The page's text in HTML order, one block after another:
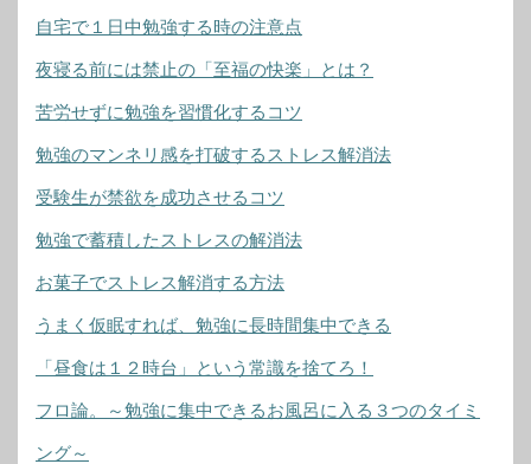
自宅で１日中勉強する時の注意点
夜寝る前には禁止の「至福の快楽」とは？
苦労せずに勉強を習慣化するコツ
勉強のマンネリ感を打破するストレス解消法
受験生が禁欲を成功させるコツ
勉強で蓄積したストレスの解消法
お菓子でストレス解消する方法
うまく仮眠すれば、勉強に長時間集中できる
「昼食は１２時台」という常識を捨てろ！
フロ論。～勉強に集中できるお風呂に入る３つのタイミ
ング～